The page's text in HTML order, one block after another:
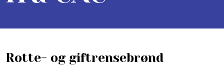
Rotte- og giftrensebrønd​